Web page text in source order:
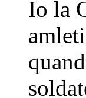
Io la